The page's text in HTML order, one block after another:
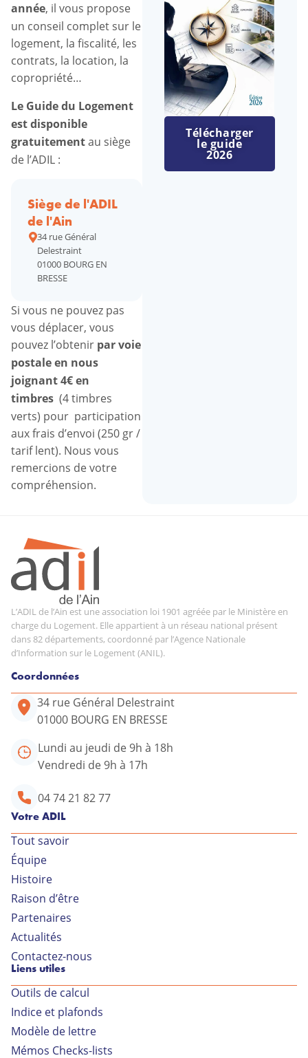
année, il vous propose
un conseil complet sur le
logement, la fiscalité, les
contrats, la location, la
copropriété…
Le Guide du Logement
est disponible
gratuitementau siège
de l’ADIL :
Siège de l'ADIL
de l'Ain
34 rue Général
Delestraint
01000 BOURG EN
BRESSE
Si vous ne pouvez pas
vous déplacer, vous
pouvez l’obtenir par voie
postale en nous
joignant 4€en
timbres (4 timbres
verts) pour participation
aux frais d’envoi (250 gr /
tarif lent). Nous vous
remercions de votre
compréhension.
Télécharger
le guide
2026
L’ADIL de l’Ain est une association loi 1901 agréée par le Ministère en
charge du Logement. Elle appartient à un réseau national présent
dans 82 départements, coordonné par l’Agence Nationale
d’Information sur le Logement (ANIL).
Votre ADIL
Tout savoir
Équipe
Histoire
Raison d’être
Partenaires
Actualités
Contactez-nous
Liens utiles
Outils de calcul
Indice et plafonds
Modèle de lettre
Mémos Checks-lists
Coordonnées
34 rue Général Delestraint
01000 BOURG EN BRESSE
Lundi au jeudi de 9h à 18h
Vendredi de 9h à 17h
04 74 21 82 77